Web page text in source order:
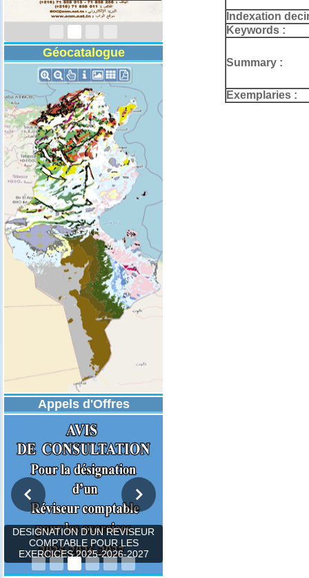
Géocatalogue
Appels d'Offres
DESIGNATION D’UN REVISEUR
COMPTABLE POUR LES
EXERCICES 2025-2026-2027
Indexation
Keywords :
Summary :
Exemplaries :